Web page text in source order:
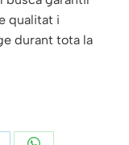
qualitat i
durant tota la